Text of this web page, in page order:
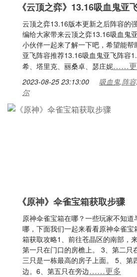
《云顶之弈》13.16吸血鬼亚
云顶之弈13.16版本更新之后阵容的
编给大家带来云顶之弈13.16吸血鬼
小伙伴一起来了解一下吧，希望能
亚飞阵容推荐13.16吸血鬼亚飞阵容
希、塔里克、丽桑卓、瑟庄妮……更
2023-08-25 23:13:00
吸血鬼,阵
尔
《原神》伞雀宝箱获取步骤
原神伞雀宝箱在哪？一些玩家不知
哪，下面我们一起来看看原神伞雀
箱获取攻略1、前往苍晶区的南部，
第一只在门口的房檐上。 3、第二只
三只是一栋最高的房子上面。 5、第
边。6、第五只在旁边……更多